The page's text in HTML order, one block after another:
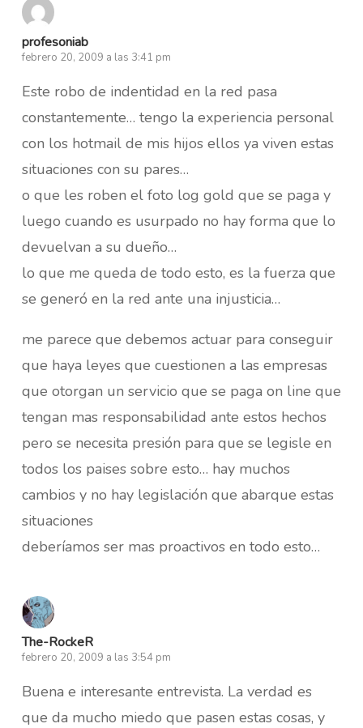
profesoniab
febrero 20, 2009 a las 3:41 pm
Este robo de indentidad en la red pasa
constantemente… tengo la experiencia personal
con los hotmail de mis hijos ellos ya viven estas
situaciones con su pares…
o que les roben el foto log gold que se paga y
luego cuando es usurpado no hay forma que lo
devuelvan a su dueño…
lo que me queda de todo esto, es la fuerza que
se generó en la red ante una injusticia…
me parece que debemos actuar para conseguir
que haya leyes que cuestionen a las empresas
que otorgan un servicio que se paga on line que
tengan mas responsabilidad ante estos hechos
pero se necesita presión para que se legisle en
todos los paises sobre esto… hay muchos
cambios y no hay legislación que abarque estas
situaciones
deberíamos ser mas proactivos en todo esto…
The-RockeR
febrero 20, 2009 a las 3:54 pm
Buena e interesante entrevista. La verdad es
que da mucho miedo que pasen estas cosas, y